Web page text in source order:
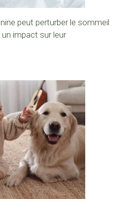
peut perturber le sommeil
impact sur leur